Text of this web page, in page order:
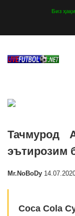
Биз
Тачмурод
эътирозим
Mr.NoBoDy
Coca Cola